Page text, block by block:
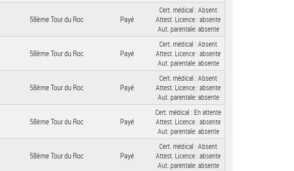
58ème Tour du Roc Payé
Cert. médical : Absent
Attest. Licence : absente
Aut. parentale: absente
58ème Tour du Roc Payé
Cert. médical : Absent
Attest. Licence : absente
Aut. parentale: absente
58ème Tour du Roc Payé
Cert. médical : Absent
Attest. Licence : absente
Aut. parentale: absente
58ème Tour du Roc Payé
Cert. médical : En attente
Attest. Licence : absente
Aut. parentale: absente
58ème Tour du Roc Payé
Cert. médical : Absent
Attest. Licence : absente
Aut. parentale: absente